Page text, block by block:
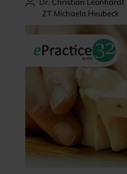
Dr. Christian Leonhardt
ZT Michaela Heubeck